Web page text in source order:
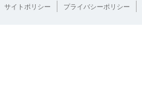
サイトポリシー プライバシーポリシー